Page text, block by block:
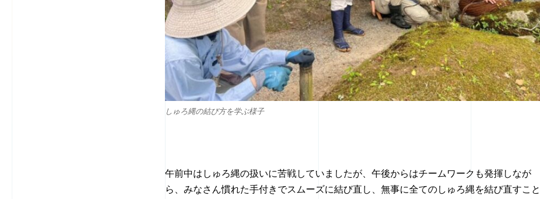
しゅろ縄の結び方を学ぶ様子
午前中はしゅろ縄の扱いに苦戦していましたが、午後からはチームワークも発揮しなが
ら、みなさん慣れた手付きでスムーズに結び直し、無事に全てのしゅろ縄を結び直すこと